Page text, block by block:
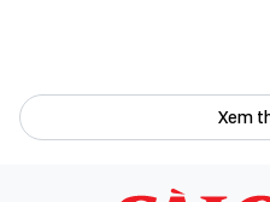
Xem